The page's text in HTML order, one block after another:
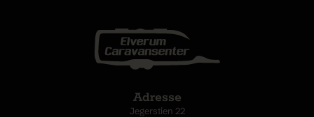
Adresse
Jegerstien 22